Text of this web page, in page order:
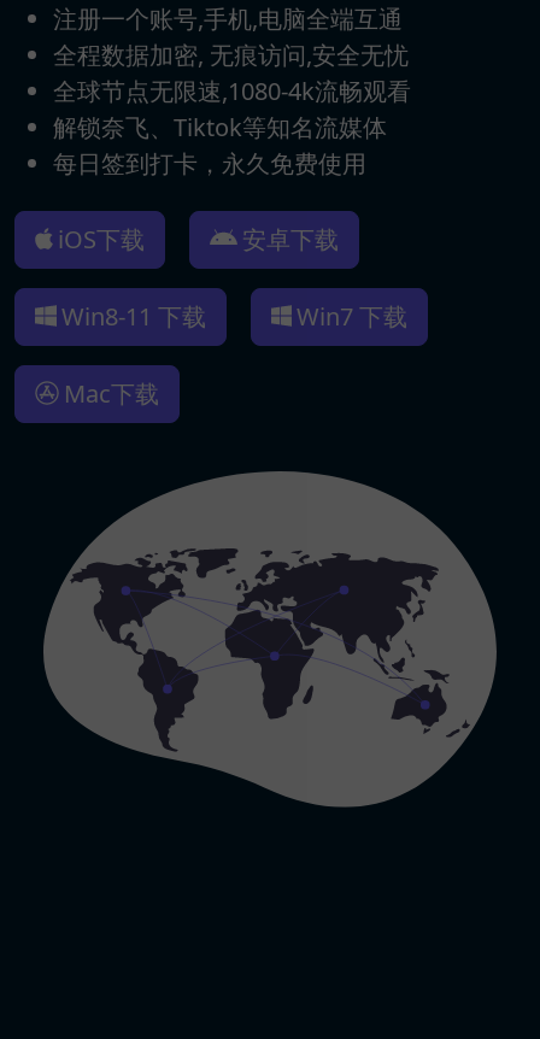
注册一个账号,手机,电脑全端互通
全程数据加密, 无痕访问,安全无忧
全球节点无限速,1080-4k流畅观看
解锁奈飞、Tiktok等知名流媒体
每日签到打卡，永久免费使用
iOS下载 安卓下载
Win8-11 下载 Win7 下载
Mac下载